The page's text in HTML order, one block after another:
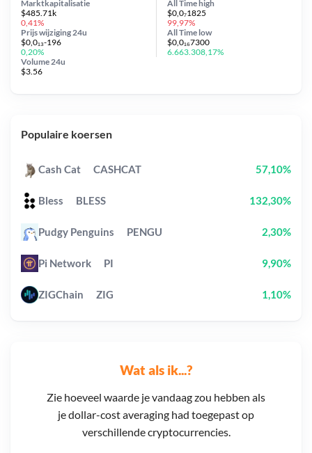
Wat als ik...?
Zie hoeveel waarde je vandaag zou hebben als
je dollar-cost averaging had toegepast op
verschillende cryptocurrencies.
Prijs wijziging 24u
$0,0₁₃-196
0,20%
Marktkapitalisatie
$485.71k
0,41%
Volume 24u
$3.56
All Time high
$0,0₇1825
99,97%
All Time low
$0,0₁₆7300
6.663.308,17%
Populaire koersen
Cash Cat CASHCAT 57,10%
Bless BLESS 132,30%
Pudgy Penguins PENGU 2,30%
Pi Network PI 9,90%
ZIGChain ZIG 1,10%